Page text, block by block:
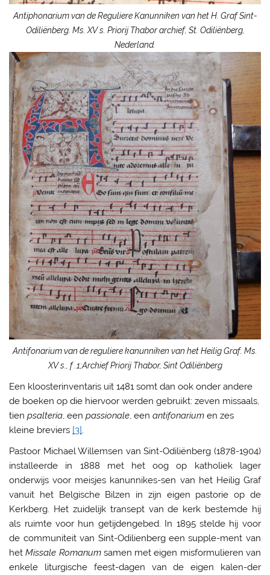
Antiphonarium van de Reguliere Kanunniken van het H. Graf Sint-
Odiliënberg. Ms. XV s. Priorij Thabor archief, St. Odiliënberg,
Nederland.
Antifonarium van de reguliere kanunniken van het Heilig Graf. Ms.
XV s., f .1;Archief Priorij Thabor, Sint Odiliënberg
Een kloosterinventaris uit 1481 somt dan ook onder andere
de boeken op die hiervoor werden gebruikt: zeven missaals,
tienpsalteria, eenpassionale, een antifonarium en zes
kleine breviers [3].
Pastoor Michael Willemsen van Sint-Odiliënberg (1878-1904)
installeerde in 1888 met het oog op katholiek lager
onderwijs voor meisjes kanunnikes-sen van het Heilig Graf
vanuit het Belgische Bilzen in zijn eigen pastorie op de
Kerkberg. Het zuidelijk transept van de kerk bestemde hij
als ruimte voor hun getijdengebed. In 1895 stelde hij voor
de communiteit van Sint-Odilienberg een supple-ment van
hetMissale Romanumsamen met eigen misformulieren van
enkele liturgische feest-dagen van de eigen kalen-der
Wilt U / wil
je Christus, het geloof, of de Kerkberg (her)ontdekken
en/of kennis maken met ons klooster, alleen of met een
groep?Maak dan een afspraak
via inlichtingen@priorijthabor.nl